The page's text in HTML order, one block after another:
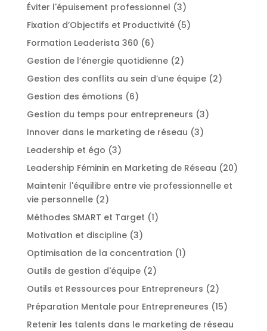
Éviter l'épuisement professionnel (3)
Fixation d’Objectifs et Productivité(5)
Formation Leaderista 360 (6)
Gestion de l’énergie quotidienne(2)
Gestion des conflits au sein d’une équipe(2)
Gestion des émotions (6)
Gestion du temps pour entrepreneurs (3)
Innover dans le marketing de réseau (3)
Leadership et égo (3)
Leadership Féminin en Marketing de Réseau (20)
Maintenir l'équilibre entre vie professionnelle et
vie personnelle(2)
Méthodes SMART et Target (1)
Motivation et discipline(3)
Optimisation de la concentration (1)
Outils de gestion d'équipe(2)
Outils et Ressources pour Entrepreneurs (2)
Préparation Mentale pour Entrepreneures (15)
Retenir les talents dans le marketing de réseau